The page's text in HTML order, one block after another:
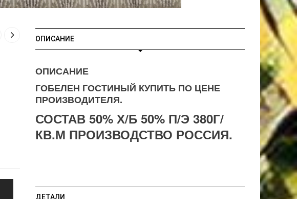
ОПИСАНИЕ
ОПИСАНИЕ
ГОБЕЛЕН ГОСТИНЫЙ КУПИТЬ ПО ЦЕНЕ
ПРОИЗВОДИТЕЛЯ.
СОСТАВ 50% Х/Б 50% П/Э 380Г/
КВ.М ПРОИЗВОДСТВО РОССИЯ.
ДЕТАЛИ